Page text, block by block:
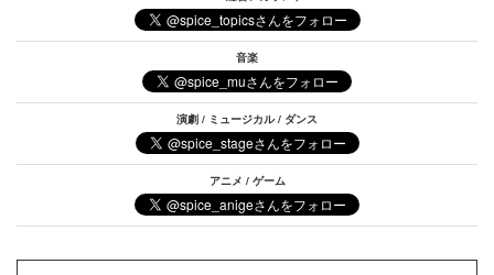
音楽
演劇 / ミュージカル / ダンス
アニメ / ゲーム